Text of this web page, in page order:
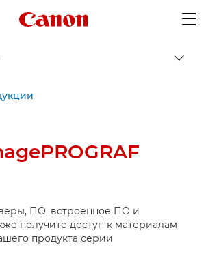
Canon Logo, back to
ПО, встроенное ПО и
получите доступ к материалам
продукта серии